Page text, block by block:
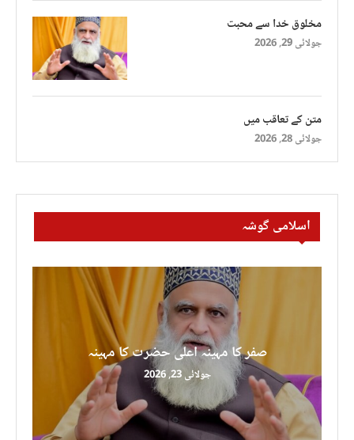
مخلوق خدا سے محبت
جولائی 29, 2026
متن کے تعاقب میں
جولائی 28, 2026
اسلامی گوشہ
صفر کا مہینہ اعلی حضرت کا مہینہ
جولائی 23, 2026